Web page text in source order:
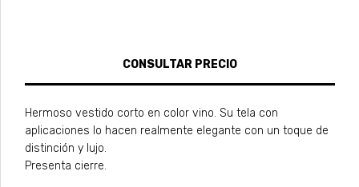
Hermoso vestido corto en color vino. Su tela con
aplicaciones lo hacen realmente elegante con un toque de
distinción y lujo.
Presenta cierre.